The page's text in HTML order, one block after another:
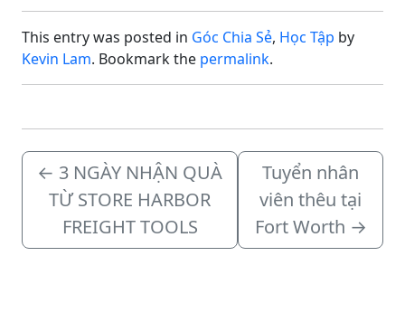
This entry was posted in Góc Chia Sẻ, Học Tập by
Kevin Lam. Bookmark the permalink.
← 3 NGÀY NHẬN QUÀ
TỪ STORE HARBOR
FREIGHT TOOLS
Tuyển nhân
viên thêu tại
Fort Worth →